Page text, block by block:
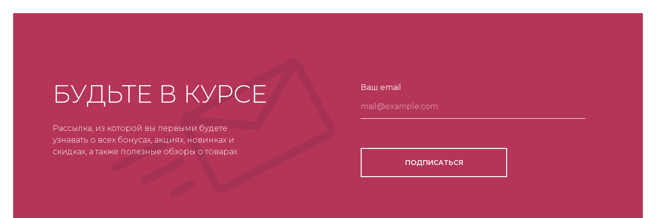
БУДЬТЕ В КУРСЕ
Рассылка, из которой вы первыми будете
узнавать о всех бонусах, акциях, новинках и
скидках, а также полезные обзоры о товарах.
Ваш email
ПОДПИСАТЬСЯ